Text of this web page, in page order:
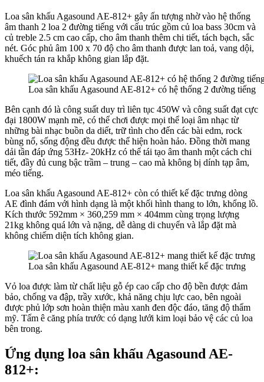
Loa sân khấu Agasound AE-812+ gây ấn tượng nhờ vào hệ thống
âm thanh 2 loa 2 đường tiếng với cấu trúc gồm củ loa bass 30cm và
củ treble 2.5 cm cao cấp, cho âm thanh thêm chi tiết, tách bạch, sắc
nét. Góc phủ âm 100 x 70 độ cho âm thanh được lan toả, vang dội,
khuếch tán ra khắp không gian lắp đặt.
Loa sân khấu Agasound AE-812+ có hệ thống 2 đường tiếng
Bên cạnh đó là công suất duy trì liên tục 450W và công suất đạt cực
đại 1800W mạnh mẽ, có thể chơi được mọi thể loại âm nhạc từ
những bài nhạc buồn da diết, trữ tình cho đến các bài edm, rock
bùng nổ, sống động đều được thể hiện hoàn hảo. Đồng thời mang
dải tần đáp ứng 53Hz- 20kHz có thể tái tạo âm thanh một cách chi
tiết, đầy đủ cung bậc trầm – trung – cao mà không bị dính tạp âm,
méo tiếng.
Loa sân khấu Agasound AE-812+ còn có thiết kế đặc trưng dòng
AE đình đám với hình dạng là một khối hình thang to lớn, khổng lồ.
Kích thước 592mm × 360,259 mm × 404mm cùng trọng lượng
21kg không quá lớn và nặng, dễ dàng di chuyển và lắp đặt mà
không chiếm diện tích không gian.
Loa sân khấu Agasound AE-812+ mang thiết kế đặc trưng
Vỏ loa được làm từ chất liệu gỗ ép cao cấp cho độ bền được đảm
bảo, chống va đập, trầy xước, khả năng chịu lực cao, bên ngoài
được phủ lớp sơn hoàn thiện màu xanh đen độc đáo, tăng độ thẩm
mỹ. Tấm ê căng phía trước có dạng lưới kim loại bảo vệ các củ loa
bên trong.
Ứng dụng loa sân khấu Agasound AE-
812+: